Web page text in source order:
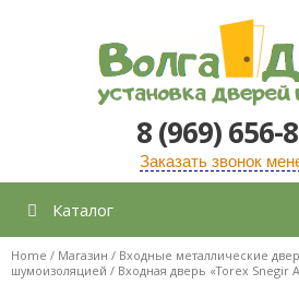
содержимому
8 (969) 656-
Заказать звонок
Каталог
Home / Магазин / Входные металлические
шумоизоляцией / Входная дверь «Torex Snegir